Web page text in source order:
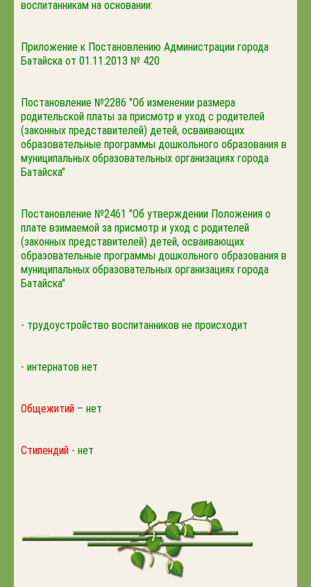
воспитанникам на основании:
Приложение к Постановлению Администрации города
Батайска от 01.11.2013 № 420
Постановление №2286 "Об изменении размера
родительской платы за присмотр и уход с родителей
(законных представителей) детей, осваивающих
образовательные программы дошкольного образования в
муниципальных образовательных организациях города
Батайска"
Постановление №2461 "Об утверждении Положения о
плате взимаемой за присмотр и уход с родителей
(законных представителей) детей, осваивающих
образовательные программы дошкольного образования в
муниципальных образовательных организациях города
Батайска"
- трудоустройство воспитанников не происходит
- интернатов нет
Общежитий – нет
Стипендий - нет